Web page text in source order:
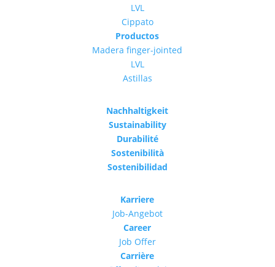
LVL
Cippato
Productos
Madera finger-jointed
LVL
Astillas
Nachhaltigkeit
Sustainability
Durabilité
Sostenibilità
Sostenibilidad
Karriere
Job-Angebot
Career
Job Offer
Carrière